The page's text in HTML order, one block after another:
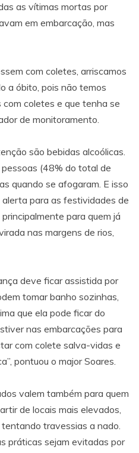
as vítimas mortas por
em embarcação, mas
com coletes, arriscamos
a óbito, pois não temos
coletes e que tenha se
de monitoramento.
são bebidas alcoólicas.
(48% do total de
quando se afogaram. E isso
para as festividades de
para quem já
nas margens de rios,
deve ficar assistida por
tomar banho sozinhas,
que ela pode ficar do
nas embarcações para
com colete salva-vidas e
pontuou o major Soares.
valem também para quem
de locais mais elevados,
travessias a nado.
práticas sejam evitadas por